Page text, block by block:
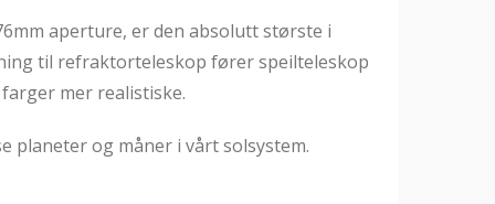
aperture, er den absolutt største i
til refraktorteleskop fører speilteleskop
mer realistiske.
planeter og måner i vårt solsystem.